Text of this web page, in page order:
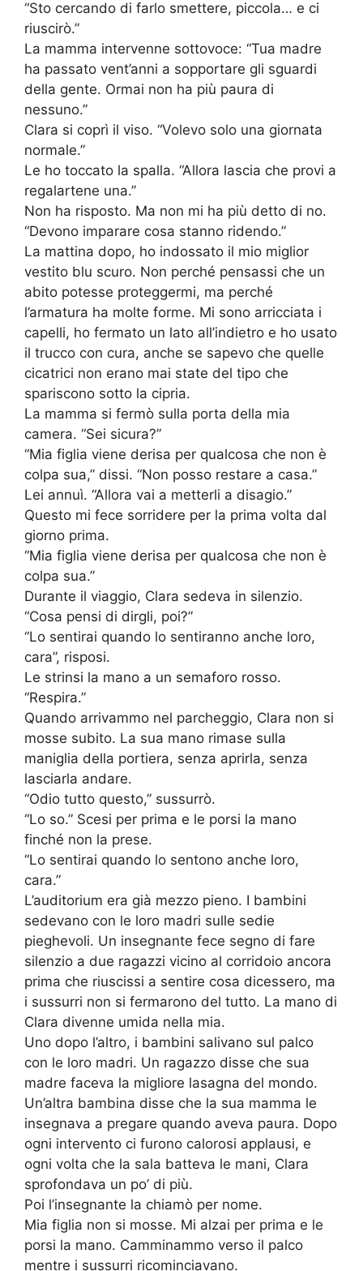
“Sto cercando di farlo smettere, piccola… e ci
riuscirò.”
La mamma intervenne sottovoce: “Tua madre
ha passato vent’anni a sopportare gli sguardi
della gente. Ormai non ha più paura di
nessuno.”
Clara si coprì il viso. “Volevo solo una giornata
normale.”
Le ho toccato la spalla. “Allora lascia che provi a
regalartene una.”
Non ha risposto. Ma non mi ha più detto di no.
“Devono imparare cosa stanno ridendo.”
La mattina dopo, ho indossato il mio miglior
vestito blu scuro. Non perché pensassi che un
abito potesse proteggermi, ma perché
l’armatura ha molte forme. Mi sono arricciata i
capelli, ho fermato un lato all’indietro e ho usato
il trucco con cura, anche se sapevo che quelle
cicatrici non erano mai state del tipo che
spariscono sotto la cipria.
La mamma si fermò sulla porta della mia
camera. “Sei sicura?”
“Mia figlia viene derisa per qualcosa che non è
colpa sua,” dissi. “Non posso restare a casa.”
Lei annuì. “Allora vai a metterli a disagio.”
Questo mi fece sorridere per la prima volta dal
giorno prima.
“Mia figlia viene derisa per qualcosa che non è
colpa sua.”
Durante il viaggio, Clara sedeva in silenzio.
“Cosa pensi di dirgli, poi?”
“Lo sentirai quando lo sentiranno anche loro,
cara”, risposi.
Le strinsi la mano a un semaforo rosso.
“Respira.”
Quando arrivammo nel parcheggio, Clara non si
mosse subito. La sua mano rimase sulla
maniglia della portiera, senza aprirla, senza
lasciarla andare.
“Odio tutto questo,” sussurrò.
“Lo so.” Scesi per prima e le porsi la mano
finché non la prese.
“Lo sentirai quando lo sentono anche loro,
cara.”
L’auditorium era già mezzo pieno. I bambini
sedevano con le loro madri sulle sedie
pieghevoli. Un insegnante fece segno di fare
silenzio a due ragazzi vicino al corridoio ancora
prima che riuscissi a sentire cosa dicessero, ma
i sussurri non si fermarono del tutto. La mano di
Clara divenne umida nella mia.
Uno dopo l’altro, i bambini salivano sul palco
con le loro madri. Un ragazzo disse che sua
madre faceva la migliore lasagna del mondo.
Un’altra bambina disse che la sua mamma le
insegnava a pregare quando aveva paura. Dopo
ogni intervento ci furono calorosi applausi, e
ogni volta che la sala batteva le mani, Clara
sprofondava un po’ di più.
Poi l’insegnante la chiamò per nome.
Mia figlia non si mosse. Mi alzai per prima e le
porsi la mano. Camminammo verso il palco
mentre i sussurri ricominciavano.